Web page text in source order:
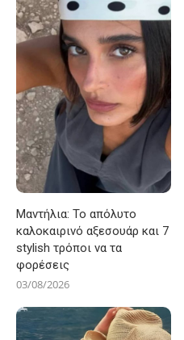
Μαντήλια: Το απόλυτο
καλοκαιρινό αξεσουάρ και 7
stylish τρόποι να τα
φορέσεις
03/08/2026